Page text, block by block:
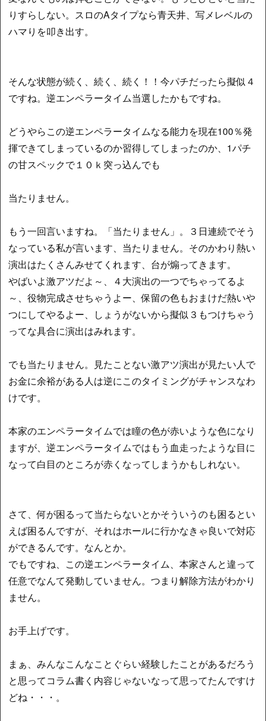
りすらしない。スロのAタイプなら青天井、写メレベルの
ハマりを叩き出す。
そんな状態が続く、続く、続く！！今パチだったら擬似４
ですね。逆エンペラータイム当選したかもですね。
どうやらこの逆エンペラータイムなる能力を現在100％発
揮できてしまっているのか習得してしまったのか、1パチ
の甘スペックで１０ｋ突っ込んでも
当たりません。
もう一回言いますね。「当たりません」。３日連続でそう
なっている私が言います、当たりません。そのかわり熱い
演出はたくさんみせてくれます、台が煽ってきます。
やばいよ激アツだよ～、４大演出の一つでちゃってるよ
～、役物完成させちゃうよー、保留の色もおまけだ熱いや
つにしてやるよー、しょうがないから擬似３もつけちゃう
ってな具合に演出はみれます。
でも当たりません。見たことない激アツ演出が見たい人で
お金に余裕がある人は逆にこのタイミングがチャンスなわ
けです。
本家のエンペラータイムでは瞳の色が赤いような色になり
ますが、逆エンペラータイムではもう血走ったような目に
なって白目のところが赤くなってしまうかもしれない。
さて、何が困るって当たらないとかそういうのも困るとい
えば困るんですが、それはホールに行かなきゃ良いで対応
ができるんです。なんとか。
でもですね、この逆エンペラータイム、本家さんと違って
任意でなんて発動していません。つまり解除方法がわかり
ません。
お手上げです。
まぁ、みんなこんなことぐらい経験したことがあるだろう
と思ってコラム書く内容じゃないなって思ってたんですけ
どね・・・。